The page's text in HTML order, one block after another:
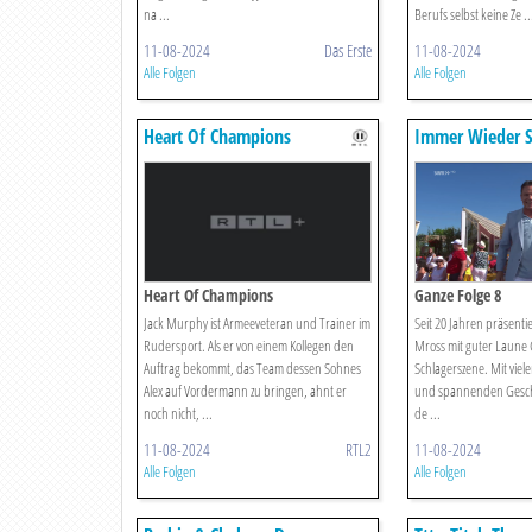
na ...
11-08-2024 Das Erste
Alle Folgen
Berufs selbst keine Ze ...
11-08-2024
Alle Folgen
Heart Of Champions
Heart Of Champions
Jack Murphy ist Armeeveteran und Trainer im
Rudersport. Als er von einem Kollegen den
Auftrag bekommt, das Team dessen Sohnes
Alex auf Vordermann zu bringen, ahnt er
noch nicht, ...
11-08-2024 RTL2
Alle Folgen
Immer Wieder
Ganze Folge 8
Seit 20 Jahren
Mross mit guter Laune
Schlagerszene. Mit
und spannenden
de ...
11-08-2024
Alle Folgen